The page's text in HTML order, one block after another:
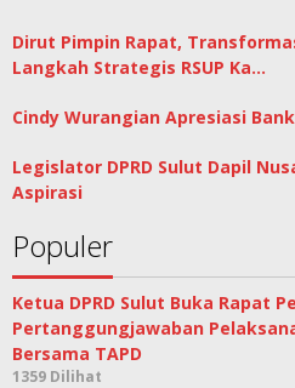
Dirut Pimpin Rapat,
Langkah Strategis RSUP Ka…
Cindy Wurangian Apresiasi
Legislator DPRD Sulut Dapil
Aspirasi
Populer
Ketua DPRD Sulut Buka Rapat
Pertanggungjawaban
Bersama TAPD
1359 Dilihat